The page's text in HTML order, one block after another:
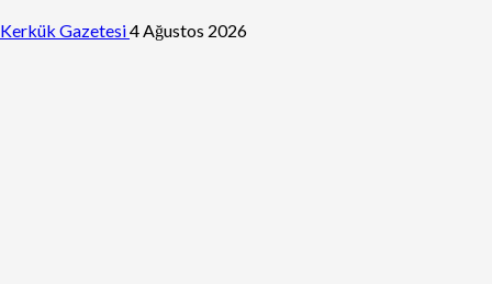
Kerkük Gazetesi4 Ağustos 2026